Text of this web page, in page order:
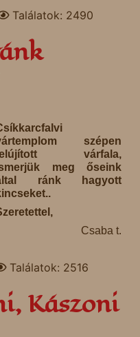
Találatok: 2490
szépen
várfala,
meg őseink
ránk hagyott
Csaba t.
Találatok: 2516
Kászoni